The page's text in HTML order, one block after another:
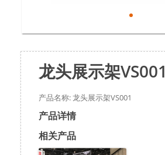
龙头展示架VS001
产品名称: 龙头展示架VS001
产品详情
相关产品